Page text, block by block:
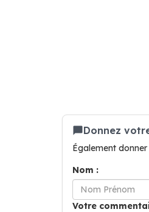
Donnez
Également
Nom :
Votre